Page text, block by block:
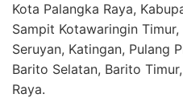
Kota Palangka Raya,
Sampit Kotawaringin Timur,
Seruyan, Katingan, Pulang
Barito Selatan, Barito
Raya.